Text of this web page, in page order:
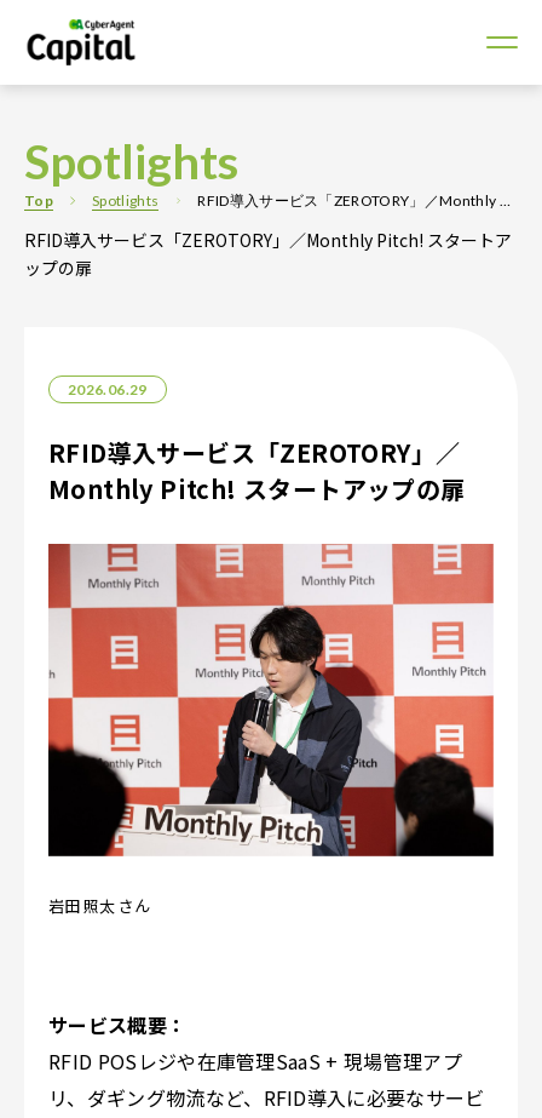
Spotlights
RFID導入サービス「ZEROTORY」／Monthly Pitch! スタートア
ップの扉
Top Spotlights RFID導入サービス「ZEROTORY」／Monthly Pitch! スタートアップの扉
2026.06.29
RFID導入サービス「ZEROTORY」／
Monthly Pitch! スタートアップの扉
岩田 照太 さん
サービス概要：
RFID POSレジや在庫管理SaaS + 現場管理アプ
リ、ダギング物流など、RFID導入に必要なサービ